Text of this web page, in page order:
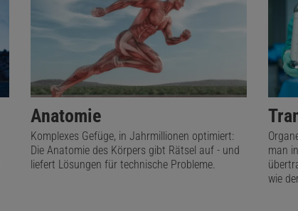
Anatomie
Komplexes Gefüge, in Jahrmillionen optimiert:
Die Anatomie des Körpers gibt Rätsel auf - und
liefert Lösungen für technische Probleme.
man
wie